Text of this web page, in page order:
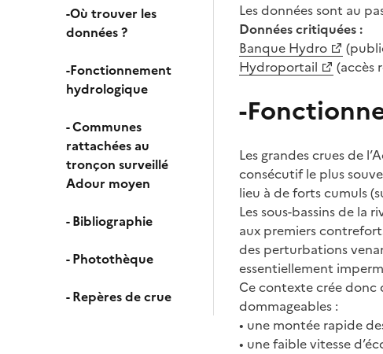
-Où trouver les
données ?
-Fonctionnement
hydrologique
- Communes
rattachées au
tronçon surveillé
Adour moyen
- Bibliographie
- Photothèque
- Repères de crue
Les données sont au
Données critiquées :
Banque Hydro
Hydroportail
(accès
-
Les grandes crues de
consécutif le plus
lieu à de forts cumuls
Les sous-bassins de la
aux premiers
des perturbations
essentiellement
Ce contexte crée donc
dommageables :
• une montée rapide
• une faible vitesse